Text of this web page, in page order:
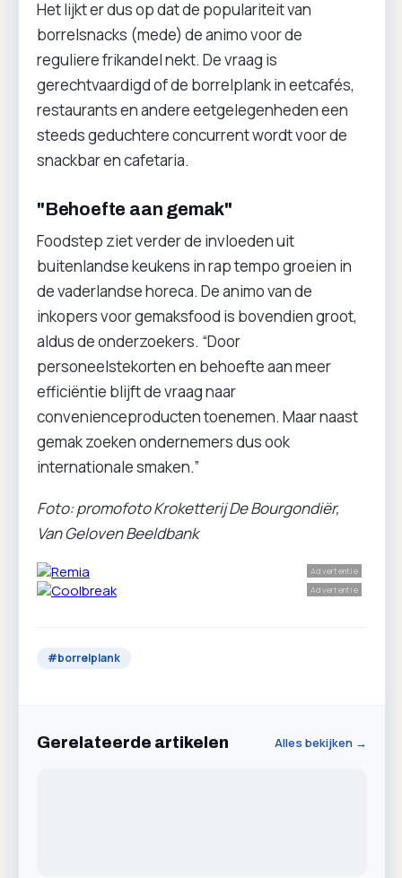
Het lijkt er dus op dat de populariteit van
borrelsnacks (mede) de animo voor de
reguliere frikandel nekt. De vraag is
gerechtvaardigd of de borrelplank in eetcafés,
restaurants en andere eetgelegenheden een
steeds geduchtere concurrent wordt voor de
snackbar en cafetaria.
"Behoefte aan gemak"
Foodstep ziet verder de invloeden uit
buitenlandse keukens in rap tempo groeien in
de vaderlandse horeca. De animo van de
inkopers voor gemaksfood is bovendien groot,
aldus de onderzoekers. “Door
personeelstekorten en behoefte aan meer
efficiëntie blijft de vraag naar
convenienceproducten toenemen. Maar naast
gemak zoeken ondernemers dus ook
internationale smaken.”
Foto: promofoto Kroketterij De Bourgondiër,
Van Geloven Beeldbank
Advertentie
Advertentie
#borrelplank
Gerelateerde artikelen Alles bekijken →